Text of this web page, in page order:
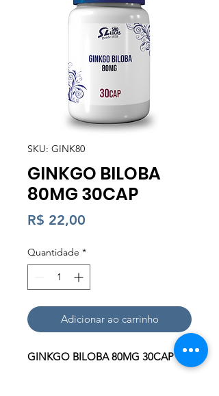
SKU: GINK80
GINKGO BILOBA
80MG 30CAP
R$ 22,00
Quantidade *
Adicionar ao carrinho
GINKGO BILOBA 80MG 30CAP